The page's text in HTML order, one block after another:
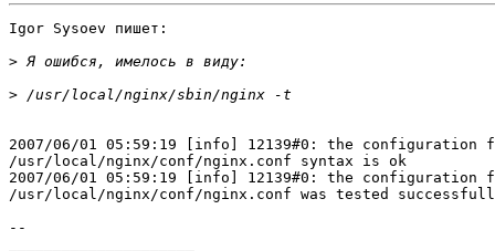
Igor Sysoev пишет:
>
>
2007/06/01 05:59:19 [info] 12139#0: the
/usr/local/nginx/conf/nginx.conf syntax is ok
2007/06/01 05:59:19 [info] 12139#0: the
/usr/local/nginx/conf/nginx.conf was tested
--